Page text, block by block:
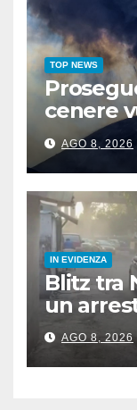
TOP NEWS
cenere
voli in
AGO 8, 2026
IN EVIDENZA
Blitz tra
un
AGO 8, 2026